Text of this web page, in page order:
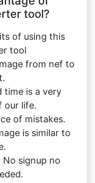
tool
from nef to
is a very
our life.
of mistakes.
is similar to
No signup no
tool.
desired result.